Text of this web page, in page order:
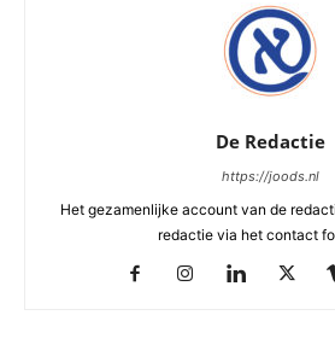
De Redactie
https://joods.nl
Het gezamenlijke account van de
redactie via het contact